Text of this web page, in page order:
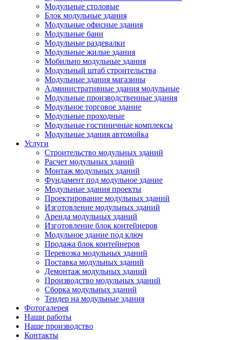
Модульные столовые
Блок модульные здания
Модульные офисные здания
Модульные бани
Модульные раздевалки
Модульные жилые здания
Мобильно модульные здания
Модульный штаб строительства
Модульные здания магазины
Административные здания модульные
Модульные производственные здания
Модульное торговое здание
Модульные проходные
Модульные гостиничные комплексы
Модульные здания автомойка
Услуги
Строительство модульных зданий
Расчет модульных зданий
Монтаж модульных зданий
Фундамент под модульное здание
Модульные здания проекты
Проектирование модульных зданий
Изготовление модульных зданий
Аренда модульных зданий
Изготовление блок контейнеров
Модульное здание под ключ
Продажа блок контейнеров
Перевозка модульных зданий
Поставка модульных зданий
Демонтаж модульных зданий
Производство модульных зданий
Сборка модульных зданий
Тендер на модульные здания
Фотогалерея
Наши работы
Наше производство
Контакты